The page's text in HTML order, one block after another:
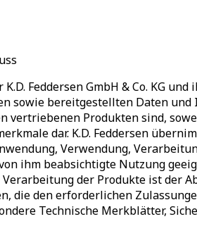
K.D. Feddersen GmbH & Co. KG
sowie bereitgestellten Daten
vertriebenen Produkten sind,
dar. K.D. Feddersen
Verwendung,
ihm beabsichtigte Nutzung
der Produkte ist der
die den erforderlichen
Technische Merkblätter,